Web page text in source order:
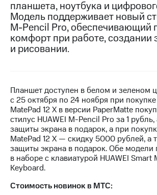
МТС
о технологиях
Достижения
Интервью
Контакты
Новости
в
регионе
и акционерам
Корпоративное
управление
планшета, ноутбука и
Модель поддерживает новый
M-Pencil Pro,
комфорт при работе, создании
и рисовании.
Планшет доступен в белом и зеленом
с 25 октября по 24 ноября при покупке
MatePad 12 X в версии PaperMatte
стилус HUAWEI M-Pencil Pro за 1 рубль,
защиты экрана в подарок, а при
MatePad 12 X — скидку 5000 рублей, а
защиты экрана в подарок. Обе модели
в наборе с клавиатурой HUAWEI Smart
Keyboard.
Стоимость новинок в МТС: